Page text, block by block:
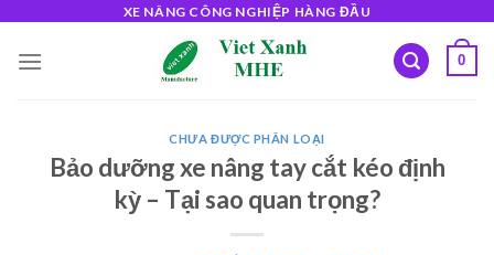
content
XE NÂNG CÔNG NGHIỆP HÀNG ĐẦU
0
CHƯA ĐƯỢC PHÂN LOẠI
Bảo dưỡng xe nâng tay cắt kéo định
kỳ – Tại sao quan trọng?